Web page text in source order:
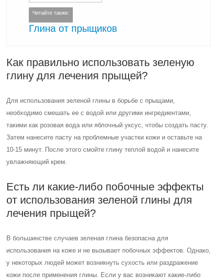
Читайте также:
Глина от прыщиков
Как правильно использовать зеленую
глину для лечения прыщей?
Для использования зеленой глины в борьбе с прыщами,
необходимо смешать ее с водой или другими ингредиентами,
такими как розовая вода или яблочный уксус, чтобы создать пасту.
Затем нанесите пасту на проблемные участки кожи и оставьте на
10-15 минут. После этого смойте глину теплой водой и нанесите
увлажняющий крем.
Есть ли какие-либо побочные эффекты
от использования зеленой глины для
лечения прыщей?
В большинстве случаев зеленая глина безопасна для
использования на коже и не вызывает побочных эффектов. Однако,
у некоторых людей может возникнуть сухость или раздражение
кожи после применения глины. Если у вас возникают какие-либо